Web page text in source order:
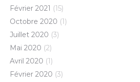
Février 2021 (15)
Octobre 2020 (1)
Juillet 2020 (3)
Mai 2020 (2)
Avril 2020 (1)
Février 2020 (3)